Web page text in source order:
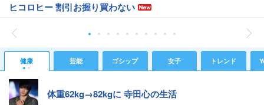
ヒコロヒー 割引お握り買わない
健康 芸能 ゴシップ 女子 トレンド
体重62kg→82kgに 寺田心の生活